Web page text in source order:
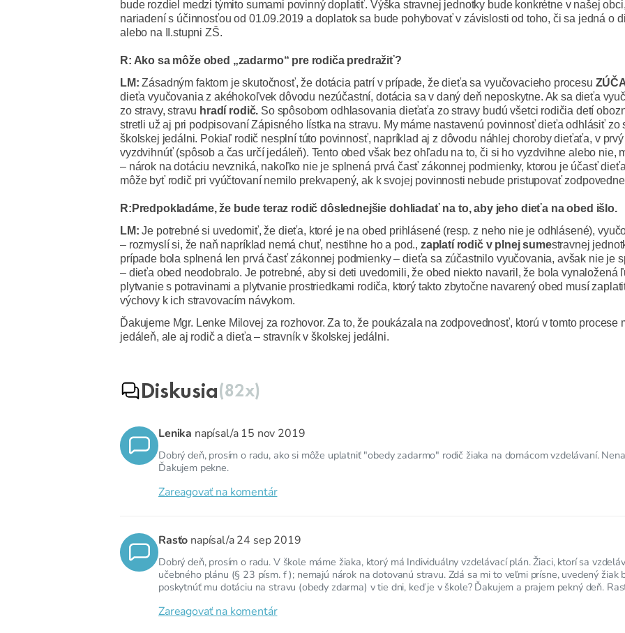
bude rozdiel medzi týmito sumami povinný doplatiť. Výška stravnej jednotky bude konkrétne v našej
nariadení s účinnosťou od 01.09.2019 a doplatok sa bude pohybovať v závislosti od toho, či sa jedná o
alebo na II.stupni ZŠ.
R: Ako sa môže obed „zadarmo“ pre rodiča predražiť?
LM:Zásadným faktom je skutočnosť, že dotácia patrí v prípade, že dieťa sa vyučovacieho procesu
dieťa vyučovania z akéhokoľvek dôvodu nezúčastní, dotácia sa v daný deň neposkytne. Ak sa dieťa
zo stravy, stravu hradí rodič. So spôsobom odhlasovania dieťaťa zo stravy budú všetci rodičia detí
stretli už aj pri podpisovaní Zápisného lístka na stravu. My máme nastavenú povinnosť dieťa odhlásiť zo
školskej jedálni. Pokiaľ rodič nesplní túto povinnosť, napríklad aj z dôvodu náhlej choroby dieťaťa, v
vyzdvihnúť (spôsob a čas určí jedáleň). Tento obed však bez ohľadu na to, či si ho vyzdvihne alebo nie,
– nárok na dotáciu nevzniká, nakoľko nie je splnená prvá časť zákonnej podmienky, ktorou je účasť
môže byť rodič pri vyúčtovaní nemilo prekvapený, ak k svojej povinnosti nebude pristupovať
R:Predpokladáme, že bude teraz rodič dôslednejšie dohliadať na to, aby jeho dieťa na obed išlo.
LM:Je potrebné si uvedomiť, že dieťa, ktoré je na obed prihlásené (resp. z neho nie je odhlásené),
– rozmyslí si, že naň napríklad nemá chuť, nestihne ho a pod., zaplatí rodič v plnej sumestravnej
prípade bola splnená len prvá časť zákonnej podmienky – dieťa sa zúčastnilo vyučovania, avšak nie je
– dieťa obed neodobralo. Je potrebné, aby si deti uvedomili, že obed niekto navaril, že bola vynaložená
plytvanie s potravinami a plytvanie prostriedkami rodiča, ktorý takto zbytočne navarený obed musí
výchovy k ich stravovacím návykom.
Ďakujeme Mgr. Lenke Milovej za rozhovor. Za to, že poukázala na zodpovednosť, ktorú v tomto
jedáleň, ale aj rodič a dieťa – stravník v školskej jedálni.
Diskusia(82x)
Lenika napísal/a 15 nov 2019
Dobrý deň, prosím o radu, ako si môže uplatniť "obedy zadarmo" rodič žiaka na domácom vzdelávaní.
Ďakujem pekne.
Zareagovať na komentár
Rasťo napísal/a24 sep 2019
Dobrý deň, prosím o radu. V škole máme žiaka, ktorý má Individuálny vzdelávací plán. Žiaci, ktorí sa
učebného plánu (§ 23 písm. f ); nemajú nárok na dotovanú stravu. Zdá sa mi to veľmi prísne, uvedený žiak
poskytnúť mu dotáciu na stravu (obedy zdarma) v tie dni, keď je v škole? Ďakujem a prajem pekný deň.
Zareagovať na komentár